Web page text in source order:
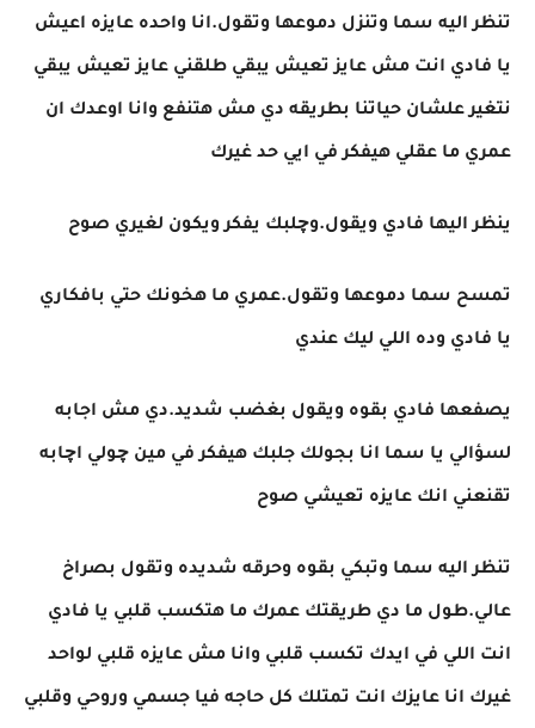
تنظر اليه سما وتنزل دموعها وتقول.انا واحده عايزه اعيش
يا فادي انت مش عايز تعيش يبقي طلقني عايز تعيش يبقي
نتغير علشان حياتنا بطريقه دي مش هتنفع وانا اوعدك ان
عمري ما عقلي هيفكر في ايي حد غيرك
ينظر اليها فادي ويقول.وچلبك يفكر ويكون لغيري صوح
تمسح سما دموعها وتقول.عمري ما هخونك حتي بافكاري
يا فادي وده اللي ليك عندي
يصفعها فادي بقوه ويقول بغضب شديد.دي مش اجابه
لسؤالي يا سما انا بجولك جلبك هيفكر في مين چولي اچابه
تقنعني انك عايزه تعيشي صوح
تنظر اليه سما وتبكي بقوه وحرقه شديده وتقول بصراخ
عالي.طول ما دي طريقتك عمرك ما هتكسب قلبي يا فادي
انت اللي في ايدك تكسب قلبي وانا مش عايزه قلبي لواحد
غيرك انا عايزك انت تمتلك كل حاجه فيا جسمي وروحي وقلبي